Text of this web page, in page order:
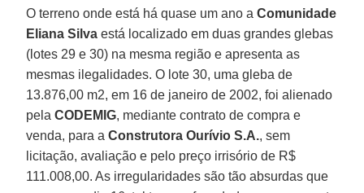
O terreno onde está há quase um ano aComunidade
Eliana Silva está localizado em duas grandes glebas
(lotes 29 e 30) na mesma região e apresenta as
mesmas ilegalidades. O lote 30, uma gleba de
13.876,00 m2, em 16 de janeiro de 2002, foi alienado
pelaCODEMIG, mediante contrato de compra e
venda, para aConstrutora Ourívio S.A., sem
licitação, avaliação e pelo preço irrisório de R$
111.008,00. As irregularidades são tão absurdas que